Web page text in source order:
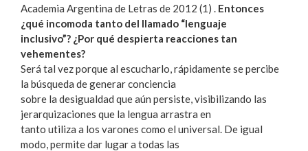
Academia Argentina de Letras de 2012 (1) . Entonces
¿qué incomoda tanto del llamado “lenguaje
inclusivo”? ¿Por qué despierta reacciones tan
vehementes?
Será tal vez porque al escucharlo, rápidamente se percibe
la búsqueda de generar conciencia
sobre la desigualdad que aún persiste, visibilizando las
jerarquizaciones que la lengua arrastra en
tanto utiliza a los varones como el universal. De igual
modo, permite dar lugar a todas las